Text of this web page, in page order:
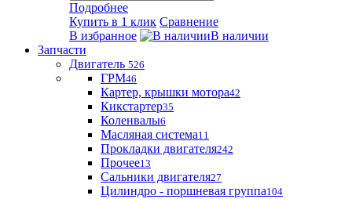
Подробнее
Купить в 1 клик Сравнение
В избранное
В наличии
Запчасти
Двигатель 526
ГРМ46
Картер, крышки мотора42
Кикстартер35
Коленвалы6
Масляная система11
Прокладки двигателя242
Прочее13
Сальники двигателя27
Цилиндро - поршневая группа104